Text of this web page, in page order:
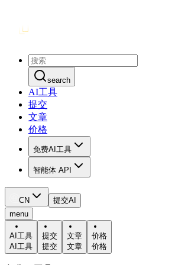
search
AI工具
提交
文章
价格
免费AI工具
智能体 API
CN
提交AI
menu
AI工具
AI工具
提交
提交
文章
文章
价格
价格